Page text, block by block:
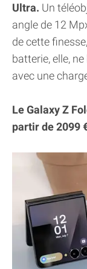
Ultra. Un
angle de 12
de cette
batterie, elle,
avec une
Le Galaxy Z
partir de 2099